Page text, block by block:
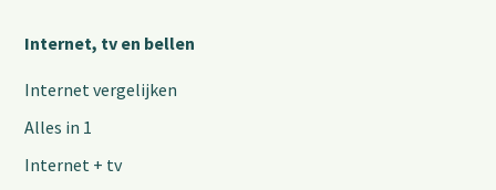
Internet, tv en bellen
Internet vergelijken
Alles in 1
Internet + tv